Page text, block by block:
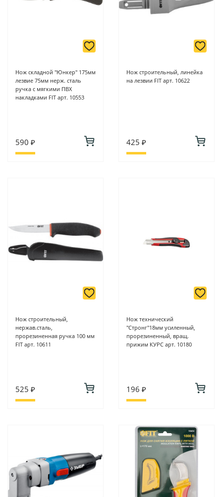
Нож складной "Юнкер" 175мм
лезвие 75мм нерж. сталь
ручка с мягкими ПВХ
накладками FIT арт. 10553
590 ₽
Нож строительный, линейка
на лезвии FIT арт. 10622
425 ₽
Нож строительный,
нержав.сталь,
прорезиненная ручка 100 мм
FIT арт. 10611
525 ₽
Нож технический
"Стронг"18мм усиленный,
прорезиненный, вращ.
прижим КУРС арт. 10180
196 ₽